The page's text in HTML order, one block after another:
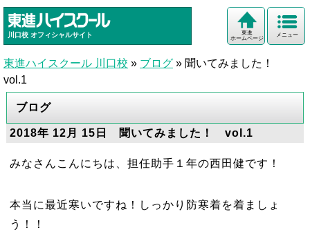
川口校 オフィシャルサイト メニュー
東進
ホームページ
東進ハイスクール 川口校 » ブログ » 聞いてみました！
vol.1
ブログ
2018年 12月 15日 聞いてみました！ vol.1
みなさんこんにちは、担任助手１年の西田健です！
本当に最近寒いですね！しっかり防寒着を着ましょ
う！！